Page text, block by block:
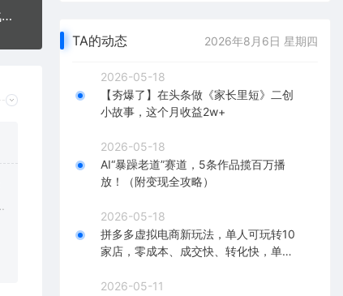
阿力-快递代下单，正规长期项目，坚持小半年（附实战视频教程）
TA的动态 2026年8月6日 星期四
2026-05-18
【夯爆了】在头条做《家长里短》二创
小故事，这个月收益2w+
2026-05-18
AI“暴躁老道”赛道，5条作品揽百万播
放！（附变现全攻略）
2026-05-18
拼多多虚拟电商新玩法，单人可玩转10
家店，零成本、成交快、转化快，单店
2026-05-11